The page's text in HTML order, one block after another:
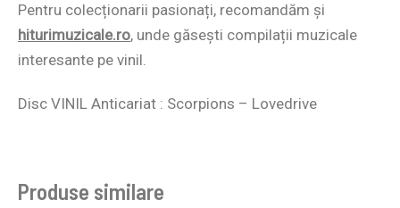
Pentru colecționarii pasionați, recomandăm și
hiturimuzicale.ro, unde găsești compilații muzicale
interesante pe vinil.
Disc VINIL Anticariat : Scorpions – Lovedrive
Produse similare